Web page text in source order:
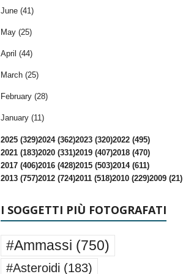
June (41)
May (25)
April (44)
March (25)
February (28)
January (11)
2025 (329)2024 (362)2023 (320)2022 (495)
2021 (183)2020 (331)2019 (407)2018 (470)
2017 (406)2016 (428)2015 (503)2014 (611)
2013 (757)2012 (724)2011 (518)2010 (229)2009 (21)
I SOGGETTI PIÙ FOTOGRAFATI
#Ammassi (750)
#Asteroidi (183)